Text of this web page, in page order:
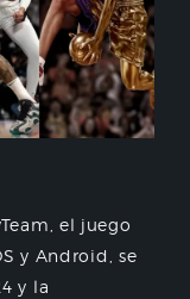
el juego
y Android, se
y la